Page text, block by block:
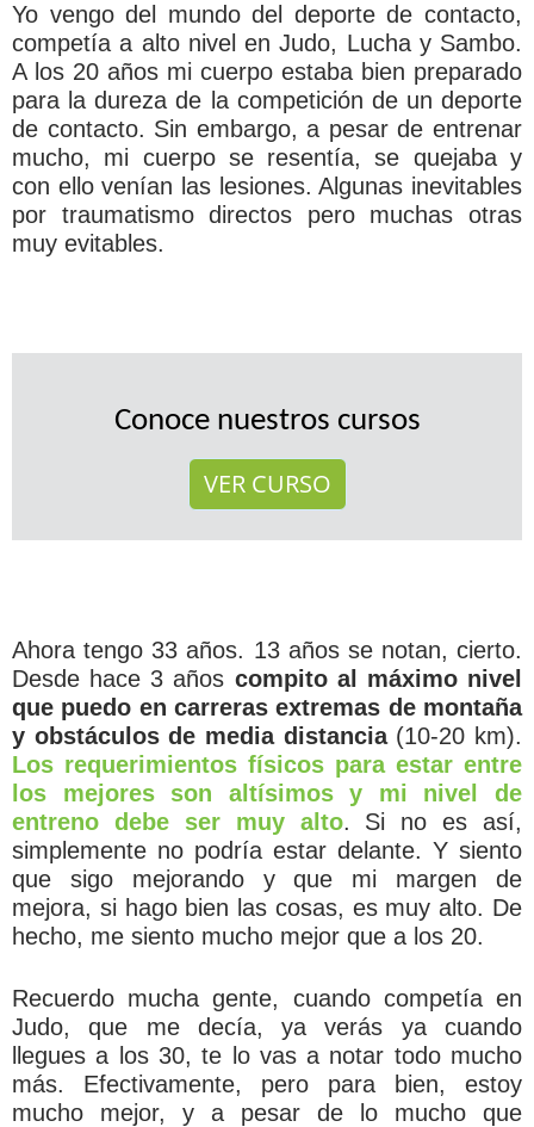
Yo vengo del mundo del deporte de contacto,
competía a alto nivel en Judo, Lucha y Sambo.
A los 20 años mi cuerpo estaba bien preparado
para la dureza de la competición de un deporte
de contacto. Sin embargo, a pesar de entrenar
mucho, mi cuerpo se resentía, se quejaba y
con ello venían las lesiones. Algunas inevitables
por traumatismo directos pero muchas otras
muy evitables.
Conoce nuestros cursos
VER CURSO
Ahora tengo 33 años. 13 años se notan, cierto.
Desde hace 3 años compito al máximo nivel
que puedo en carreras extremas de montaña
y obstáculos de media distancia(10-20 km).
Los requerimientos físicos para estar entre
los mejores son altísimos y mi nivel de
entreno debe ser muy alto. Si no es así,
simplemente no podría estar delante. Y siento
que sigo mejorando y que mi margen de
mejora, si hago bien las cosas, es muy alto. De
hecho, me siento mucho mejor que a los 20.
Recuerdo mucha gente, cuando competía en
Judo, que me decía, ya verás ya cuando
llegues a los 30, te lo vas a notar todo mucho
más. Efectivamente, pero para bien, estoy
mucho mejor, y a pesar de lo mucho que